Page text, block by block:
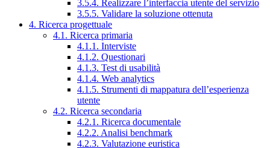
3.5.4. Realizzare l’interfaccia utente del servizio
3.5.5. Validare la soluzione ottenuta
4. Ricerca progettuale
4.1. Ricerca primaria
4.1.1. Interviste
4.1.2. Questionari
4.1.3. Test di usabilità
4.1.4. Web analytics
4.1.5. Strumenti di mappatura dell’esperienza
utente
4.2. Ricerca secondaria
4.2.1. Ricerca documentale
4.2.2. Analisi benchmark
4.2.3. Valutazione euristica